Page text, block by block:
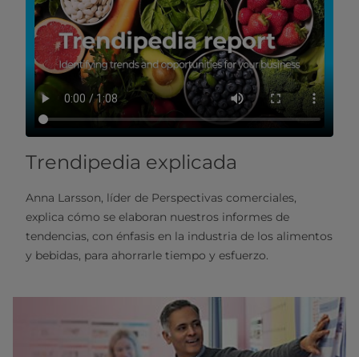
Trendipedia explicada
Anna Larsson, líder de Perspectivas comerciales,
explica cómo se elaboran nuestros informes de
tendencias, con énfasis en la industria de los alimentos
y bebidas, para ahorrarle tiempo y esfuerzo.